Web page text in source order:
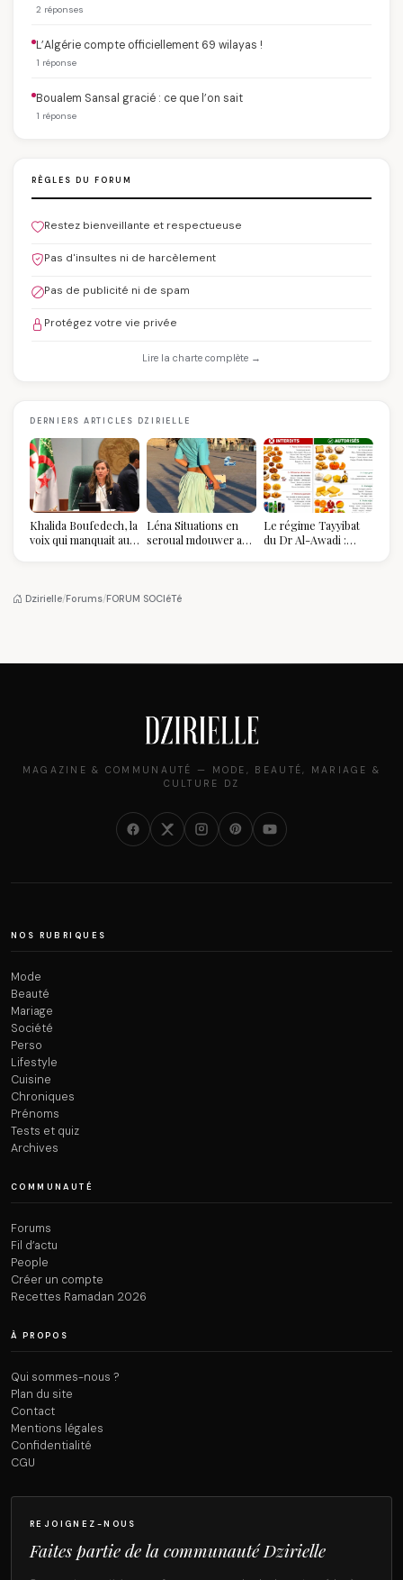
2 réponses
L’Algérie compte officiellement 69 wilayas !
1 réponse
Boualem Sansal gracié : ce que l’on sait
1 réponse
RÈGLES DU FORUM
Restez bienveillante et respectueuse
Pas d'insultes ni de harcèlement
Pas de publicité ni de spam
Protégez votre vie privée
Lire la charte complète →
DERNIERS ARTICLES DZIRIELLE
Khalida Boufedech, la
voix qui manquait au
Léna Situations en
seroual mdouwer au
pièce mode de l'été
Le régime Tayyibat
du Dr Al-Awadi :
Dzirielle/Forums/FORUM SOCIéTé
MAGAZINE & COMMUNAUTÉ — MODE, BEAUTÉ, MARIAGE &
CULTURE DZ
NOS RUBRIQUES
Mode
Beauté
Mariage
Société
Perso
Lifestyle
Cuisine
Chroniques
Prénoms
Tests et quiz
Archives
COMMUNAUTÉ
Forums
Fil d’actu
People
Créer un compte
Recettes Ramadan 2026
À PROPOS
Qui sommes-nous ?
Plan du site
Contact
Mentions légales
Confidentialité
CGU
REJOIGNEZ-NOUS
Faites partie de la communauté Dzirielle